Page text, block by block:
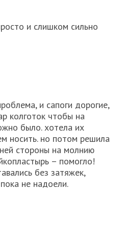
и слишком сильно
и сапоги дорогие,
колготок чтобы на
было. xотела иx
носить. но потом решила
стороны на молнию
– помогло!
без затяжек,
не надоели.